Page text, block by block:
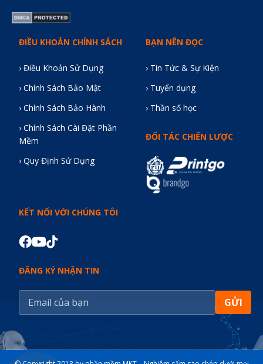
ĐIỀU KHOẢN CHÍNH SÁCH
› Điều Khoản Sử Dụng
› Chính Sách Bảo Mật
› Chính Sách Bảo Hành
› Chính Sách Cài Đặt Phần
Mềm
› Quy Định Sử Dụng
BẠN NÊN ĐỌC
› Tin Tức & Sự Kiện
› Tuyển dụng
› Thần số học
ĐỐI TÁC CHIẾN LƯỢC
KẾT NỐI VỚI CHÚNG TÔI
ĐĂNG KÝ NHẬN TIN
GỬI